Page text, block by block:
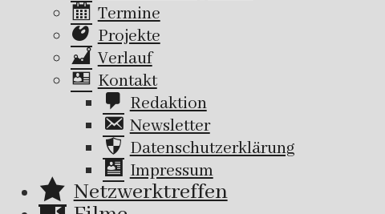
Termine
Projekte
Verlauf
Kontakt
Redaktion
Newsletter
Datenschutzerklärung
Impressum
Netzwerktreffen